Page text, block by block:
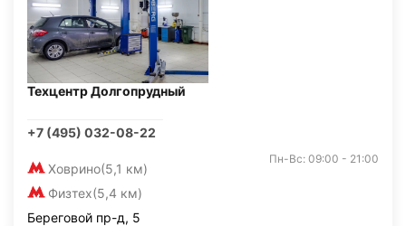
Техцентр Долгопрудный
+7 (495) 032-08-22
Ховрино(5,1 км)
Физтех(5,4 км)
Пн-Вс: 09:00 - 21:00
Береговой пр-д, 5